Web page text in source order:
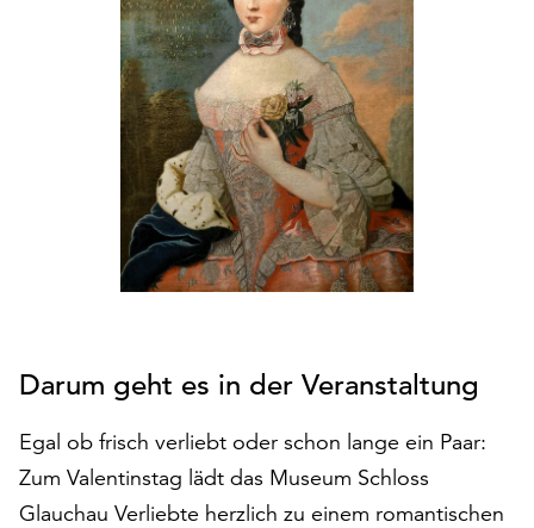
anonymen
Statistikzwecken
genutzt
werden.
Klicken
Darum geht es in der Veranstaltung
Egal ob frisch verliebt oder schon lange ein Paar:
Zum Valentinstag lädt das Museum Schloss
Glauchau Verliebte herzlich zu einem romantischen